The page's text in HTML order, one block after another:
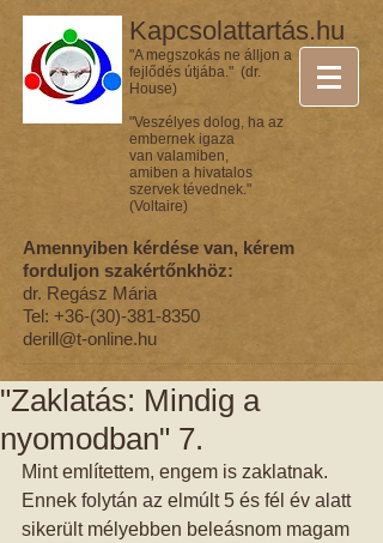
Kapcsolattartás.hu
"A megszokás ne álljon a
fejlődés útjába." (dr.
House)
"Veszélyes dolog, ha az
embernek igaza
van valamiben,
amiben a hivatalos
szervek tévednek."
(Voltaire)
Amennyiben kérdése van, kérem
forduljon szakértőnkhöz:
dr. Regász Mária
Tel: +36-(30)-381-8350
derill@t-online.hu
"Zaklatás: Mindig a
nyomodban" 7.
Mint említettem, engem is zaklatnak.
Ennek folytán az elmúlt 5 és fél év alatt
sikerült mélyebben beleásnom magam